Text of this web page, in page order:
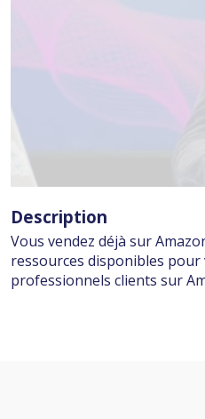
Description
Vous vendez déjà sur
ressources disponibles
professionnels clients sur